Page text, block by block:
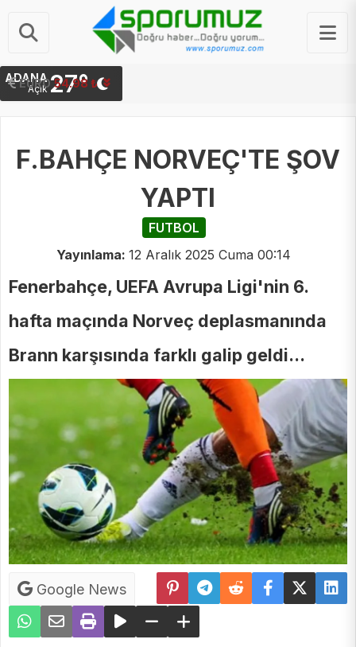
EURO 54.98 ₺
STERLIN 64.23 ₺
ADANA
Açık27°
F.BAHÇE NORVEÇ'TE ŞOV
YAPTI
FUTBOL
Yayınlama: 12 Aralık 2025 Cuma 00:14
Fenerbahçe, UEFA Avrupa Ligi'nin 6.
hafta maçında Norveç deplasmanında
Brann karşısında farklı galip geldi...
Google News